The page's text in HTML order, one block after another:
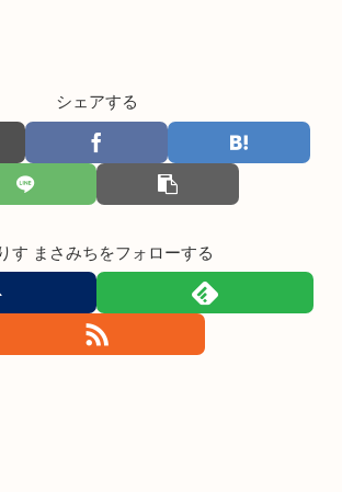
シェアする
す まさみちをフォローする